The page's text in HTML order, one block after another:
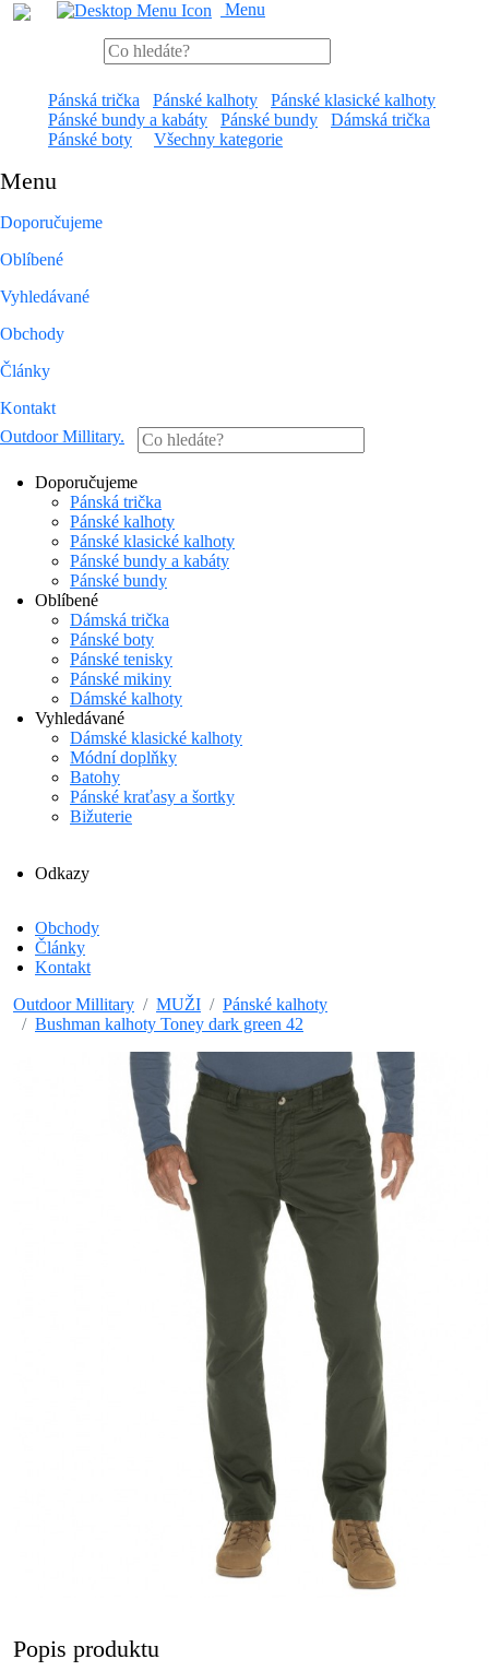
Menu
Pánská trička Pánské kalhoty
Pánské klasické kalhoty
Pánské bundy a kabáty
Pánské bundy
Dámská trička
Pánské boty
Všechny kategorie
Menu
Doporučujeme
Oblíbené
Vyhledávané
Obchody
Články
Kontakt
Outdoor Millitary.
Doporučujeme
Pánská trička
Pánské kalhoty
Pánské klasické kalhoty
Pánské bundy a kabáty
Pánské bundy
Oblíbené
Dámská trička
Pánské boty
Pánské tenisky
Pánské mikiny
Dámské kalhoty
Vyhledávané
Dámské klasické kalhoty
Módní doplňky
Batohy
Pánské kraťasy a šortky
Bižuterie
Odkazy
Obchody
Články
Kontakt
Outdoor Millitary
MUŽI
Pánské kalhoty
Bushman kalhoty Toney dark green 42
Popis produktu